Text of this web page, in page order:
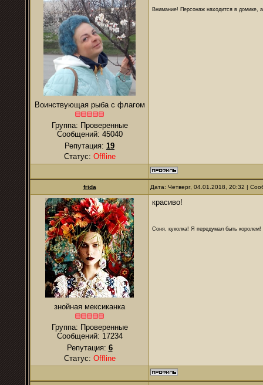
Воинствующая рыба с флагом
Группа: Проверенные
Сообщений: 45040
Репутация: 19
Статус: Offline
Внимание! Персонаж находится в домике,
frida Дата: Четверг, 04.01.2018, 20:32 |
знойная мексиканка
Группа: Проверенные
Сообщений: 17234
Репутация: 6
Статус: Offline
красиво!
Соня, куколка! Я передумал быть